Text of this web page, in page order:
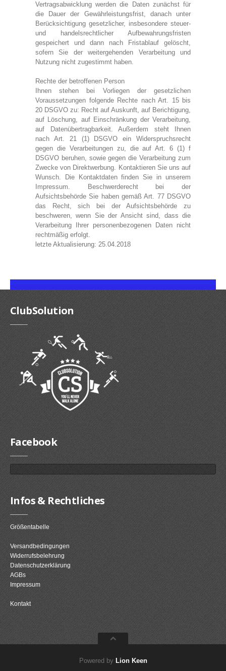
Vertragsabwicklung werden die Daten zunächst für
die Dauer der Gewährleistungsfrist, danach unter
Berücksichtigung gesetzlicher, insbesondere steuer-
und handelsrechtlicher Aufbewahrungsfristen
gespeichert und dann nach Fristablauf gelöscht,
sofern Sie der weitergehenden Verarbeitung und
Nutzung nicht zugestimmt haben.
Rechte der betroffenen Person
Ihnen stehen bei Vorliegen der gesetzlichen
Voraussetzungen folgende Rechte nach Art. 15 bis
20 DSGVO zu: Recht auf Auskunft, auf Berichtigung,
auf Löschung, auf Einschränkung der Verarbeitung,
auf Datenübertragbarkeit. Außerdem steht Ihnen
nach Art. 21 (1) DSGVO ein Widerspruchsrecht
gegen die Verarbeitungen zu, die auf Art. 6 (1) f
DSGVO beruhen, sowie gegen die Verarbeitung zum
Zwecke von Direktwerbung. Kontaktieren Sie uns auf
Wunsch. Die Kontaktdaten finden Sie in unserem
Impressum. Beschwerderecht bei der
Aufsichtsbehörde Sie haben gemäß Art. 77 DSGVO
das Recht, sich bei der Aufsichtsbehörde zu
beschweren, wenn Sie der Ansicht sind, dass die
Verarbeitung Ihrer personenbezogenen Daten nicht
rechtmäßig erfolgt.
letzte Aktualisierung: 25.04.2018
ClubSolution
Facebook
Infos & Rechtliches
Größentabelle
Versandbedingungen
Widerrufsbelehrung
Datenschutzerklärung
AGBs
Impressum
Kontakt
Powered by Lion Keen